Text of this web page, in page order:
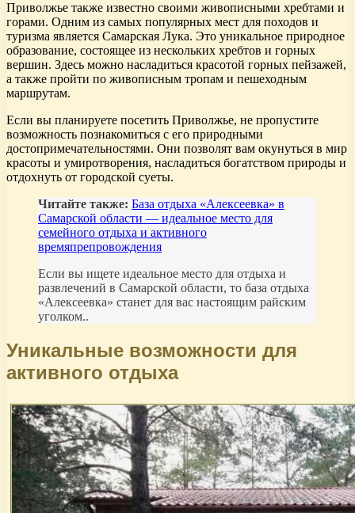
Приволжье также известно своими живописными хребтами и
горами. Одним из самых популярных мест для походов и
туризма является Самарская Лука. Это уникальное природное
образование, состоящее из нескольких хребтов и горных
вершин. Здесь можно насладиться красотой горных пейзажей,
а также пройти по живописным тропам и пешеходным
маршрутам.
Если вы планируете посетить Приволжье, не пропустите
возможность познакомиться с его природными
достопримечательностями. Они позволят вам окунуться в мир
красоты и умиротворения, насладиться богатством природы и
отдохнуть от городской суеты.
Читайте также: База отдыха «Алексеевка» в
Самарской области — идеальное место для
семейного отдыха и активного
времяпрепровождения
Если вы ищете идеальное место для отдыха и
развлечений в Самарской области, то база отдыха
«Алексеевка» станет для вас настоящим райским
уголком..
Уникальные возможности для
активного отдыха